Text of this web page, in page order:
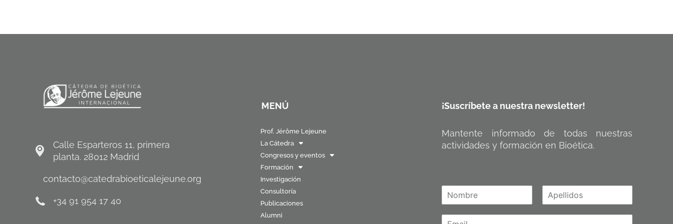
Calle Esparteros 11, primera
planta. 28012 Madrid
contacto@catedrabioeticalejeune.org
+34 91 954 17 40
MENÚ
Prof. Jérôme Lejeune
La Cátedra
Congresos y eventos
Formación
Investigación
Consultoría
Publicaciones
Alumni
¡Suscríbete a nuestra newsletter!
Mantente informado de todas nuestras
actividades y formación en Bioética.
o
p